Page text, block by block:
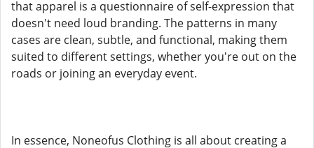
that apparel is a questionnaire of self-expression that
doesn't need loud branding. The patterns in many
cases are clean, subtle, and functional, making them
suited to different settings, whether you're out on the
roads or joining an everyday event.
In essence, Noneofus Clothing is all about creating a